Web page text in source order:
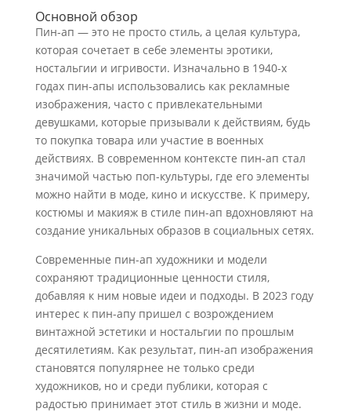
Основной обзор
Пин-ап — это не просто стиль, а целая культура,
которая сочетает в себе элементы эротики,
ностальгии и игривости. Изначально в 1940-х
годах пин-апы использовались как рекламные
изображения, часто с привлекательными
девушками, которые призывали к действиям, будь
то покупка товара или участие в военных
действиях. В современном контексте пин-ап стал
значимой частью поп-культуры, где его элементы
можно найти в моде, кино и искусстве. К примеру,
костюмы и макияж в стиле пин-ап вдохновляют на
создание уникальных образов в социальных сетях.
Современные пин-ап художники и модели
сохраняют традиционные ценности стиля,
добавляя к ним новые идеи и подходы. В 2023 году
интерес к пин-апу пришел с возрождением
винтажной эстетики и ностальгии по прошлым
десятилетиям. Как результат, пин-ап изображения
становятся популярнее не только среди
художников, но и среди публики, которая с
радостью принимает этот стиль в жизни и моде.